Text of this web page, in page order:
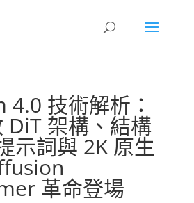
4.0 技術解析：
DiT 架構、結構
示詞與 2K 原生
革命登場